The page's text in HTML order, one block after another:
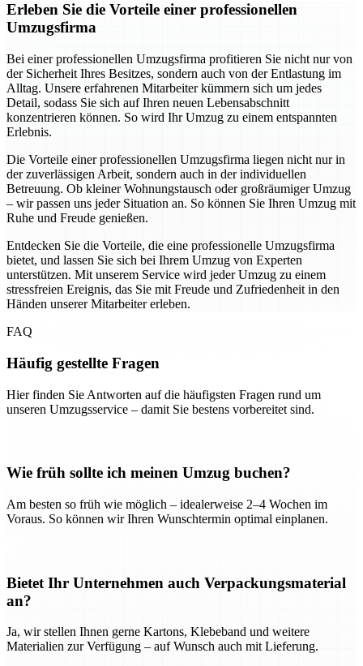
Erleben Sie die Vorteile einer professionellen
Umzugsfirma
Bei einer professionellen Umzugsfirma profitieren Sie nicht nur von
der Sicherheit Ihres Besitzes, sondern auch von der Entlastung im
Alltag. Unsere erfahrenen Mitarbeiter kümmern sich um jedes
Detail, sodass Sie sich auf Ihren neuen Lebensabschnitt
konzentrieren können. So wird Ihr Umzug zu einem entspannten
Erlebnis.
Die Vorteile einer professionellen Umzugsfirma liegen nicht nur in
der zuverlässigen Arbeit, sondern auch in der individuellen
Betreuung. Ob kleiner Wohnungstausch oder großräumiger Umzug
– wir passen uns jeder Situation an. So können Sie Ihren Umzug mit
Ruhe und Freude genießen.
Entdecken Sie die Vorteile, die eine professionelle Umzugsfirma
bietet, und lassen Sie sich bei Ihrem Umzug von Experten
unterstützen. Mit unserem Service wird jeder Umzug zu einem
stressfreien Ereignis, das Sie mit Freude und Zufriedenheit in den
Händen unserer Mitarbeiter erleben.
FAQ
Häufig gestellte Fragen
Hier finden Sie Antworten auf die häufigsten Fragen rund um
unseren Umzugsservice – damit Sie bestens vorbereitet sind.
Wie früh sollte ich meinen Umzug buchen?
Am besten so früh wie möglich – idealerweise 2–4 Wochen im
Voraus. So können wir Ihren Wunschtermin optimal einplanen.
Bietet Ihr Unternehmen auch Verpackungsmaterial
an?
Ja, wir stellen Ihnen gerne Kartons, Klebeband und weitere
Materialien zur Verfügung – auf Wunsch auch mit Lieferung.